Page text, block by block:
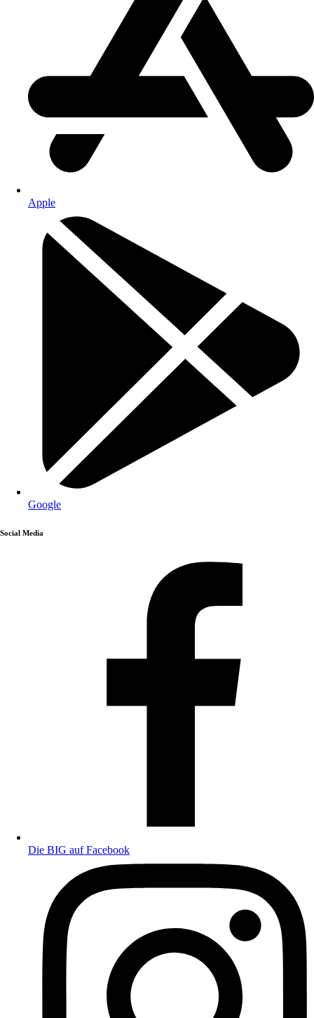
Apple
Google
Social Media
Die BIG auf Facebook